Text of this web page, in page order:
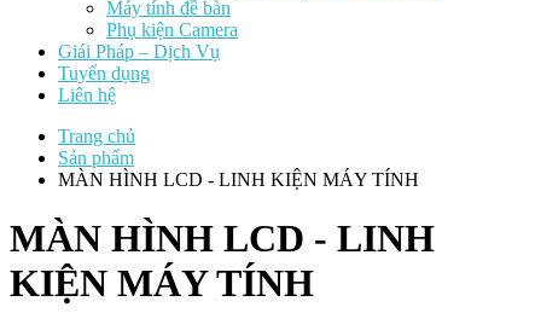
Máy tính đề bàn
Phụ kiện Camera
Giái Pháp – Dịch Vụ
Tuyển dụng
Liên hệ
Trang chủ
Sản phẩm
MÀN HÌNH LCD - LINH KIỆN MÁY TÍNH
MÀN HÌNH LCD - LINH
KIỆN MÁY TÍNH